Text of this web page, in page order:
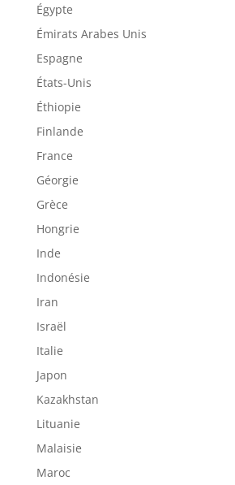
Égypte
Émirats Arabes Unis
Espagne
États-Unis
Éthiopie
Finlande
France
Géorgie
Grèce
Hongrie
Inde
Indonésie
Iran
Israël
Italie
Japon
Kazakhstan
Lituanie
Malaisie
Maroc